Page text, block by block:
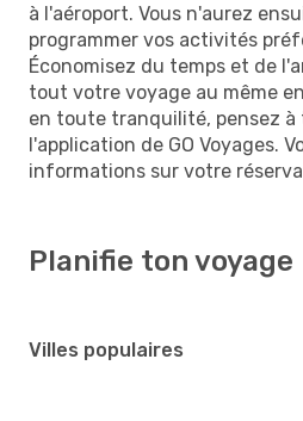
à l'aéroport. Vous n'aurez
programmer vos activités
Économisez du temps et de
tout votre voyage au même
en toute tranquilité, pensez à
l'application de GO Voyages.
informations sur votre
Planifie ton voyage
Villes populaires